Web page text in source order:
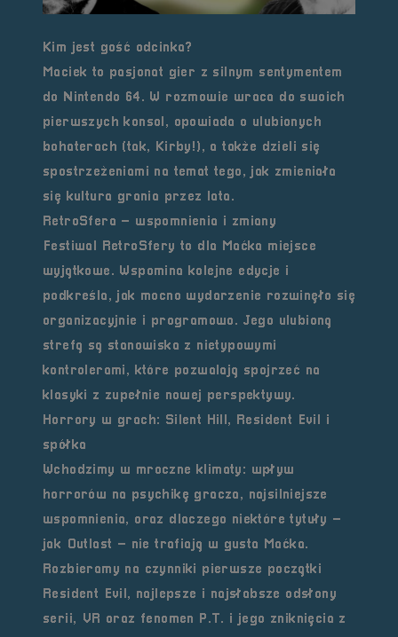
Kim jest gość odcinka?
Maciek to pasjonat gier z silnym sentymentem
do Nintendo 64. W rozmowie wraca do swoich
pierwszych konsol, opowiada o ulubionych
bohaterach (tak, Kirby!), a także dzieli się
spostrzeżeniami na temat tego, jak zmieniała
się kultura grania przez lata.
RetroSfera – wspomnienia i zmiany
Festiwal RetroSfery to dla Maćka miejsce
wyjątkowe. Wspomina kolejne edycje i
podkreśla, jak mocno wydarzenie rozwinęło się
organizacyjnie i programowo. Jego ulubioną
strefą są stanowiska z nietypowymi
kontrolerami, które pozwalają spojrzeć na
klasyki z zupełnie nowej perspektywy.
Horrory w grach: Silent Hill, Resident Evil i
spółka
Wchodzimy w mroczne klimaty: wpływ
horrorów na psychikę gracza, najsilniejsze
wspomnienia, oraz dlaczego niektóre tytuły –
jak Outlast – nie trafiają w gusta Maćka.
Rozbieramy na czynniki pierwsze początki
Resident Evil, najlepsze i najsłabsze odsłony
serii, VR oraz fenomen P.T. i jego zniknięcia z